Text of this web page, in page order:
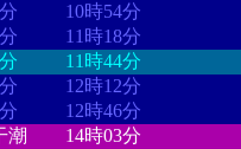
10時54分
11時18分
11時44分
12時12分
12時46分
潮
14時03分